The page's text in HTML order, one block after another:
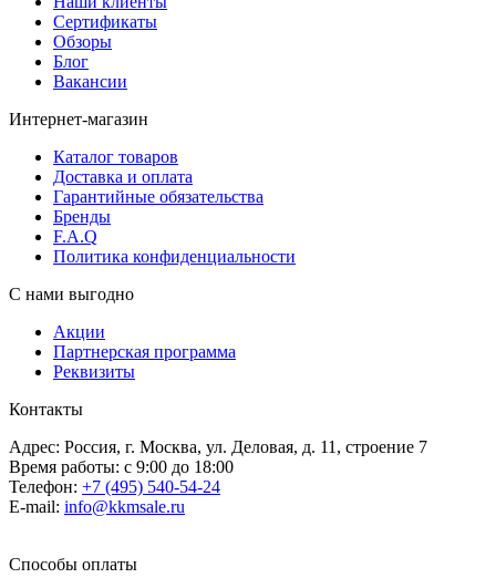
Сертификаты
Обзоры
Блог
Вакансии
Интернет-магазин
Каталог товаров
Доставка и оплата
Гарантийные обязательства
Бренды
F.A.Q
Политика конфиденциальности
С нами выгодно
Акции
Партнерская программа
Реквизиты
Контакты
Адрес: Россия, г. Москва, ул. Деловая, д. 11, строение 7
Время работы: с 9:00 до 18:00
Телефон: +7 (495) 540-54-24
E-mail: info@kkmsale.ru
Способы оплаты